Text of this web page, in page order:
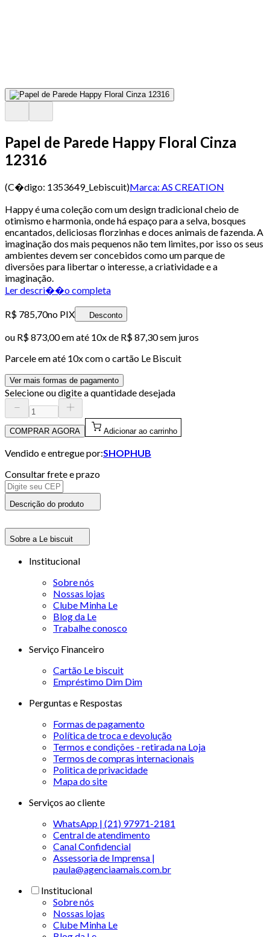
Papel de Parede Happy Floral Cinza
12316
(C�digo: 1353649_Lebiscuit)Marca: AS CREATION
Happy é uma coleção com um design tradicional cheio de
otimismo e harmonia, onde há espaço para a selva, bosques
encantados, deliciosas florzinhas e doces animais de fazenda. A
imaginação dos mais pequenos não tem limites, por isso os seus
ambientes devem ser concebidos como um parque de
diversões para libertar o interesse, a criatividade e a
imaginação.
Ler descri��o completa
R$ 785,70no PIX Desconto
ou R$ 873,00em até 10x de R$ 87,30 sem juros
Parcele em até 10x com o cartão Le Biscuit
Ver mais formas de pagamento
Selecione ou digite a quantidade desejada
COMPRAR AGORA Adicionar ao carrinho
Vendido e entregue por:SHOPHUB
Consultar frete e prazo
Descrição do produto
Sobre a Le biscuit
Institucional
Sobre nós
Nossas lojas
Clube Minha Le
Blog da Le
Trabalhe conosco
Serviço Financeiro
Cartão Le biscuit
Empréstimo Dim Dim
Perguntas e Respostas
Formas de pagamento
Política de troca e devolução
Termos e condições - retirada na Loja
Termos de compras internacionais
Politica de privacidade
Mapa do site
Serviços ao cliente
WhatsApp | (21) 97971-2181
Central de atendimento
Canal Confidencial
Assessoria de Imprensa |
paula@agenciaamais.com.br
Institucional
Sobre nós
Nossas lojas
Clube Minha Le